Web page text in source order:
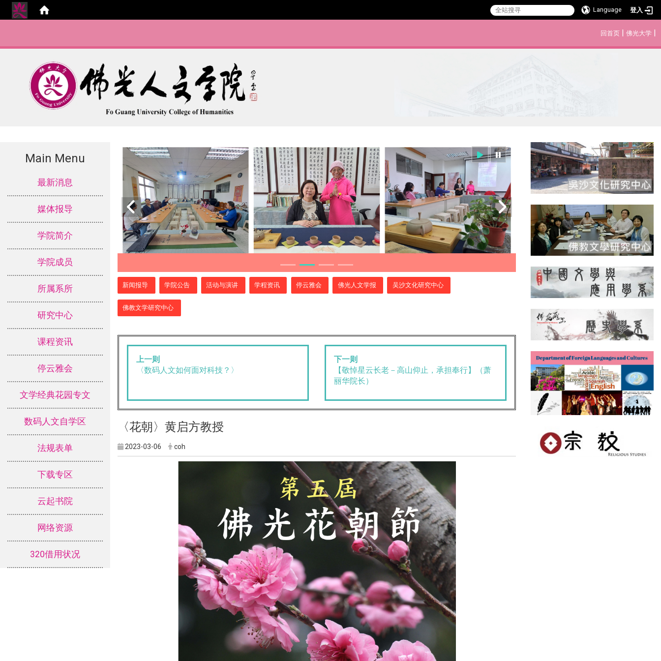
Language 登入
回首页 | 佛光大学 |
Main Menu
最新消息
媒体报导
学院简介
学院成员
所属系所
研究中心
课程资讯
停云雅会
文学经典花园专文
数码人文自学区
法规表单
下载专区
云起书院
网络资源
320借用状况
新闻报导 学院公告 活动与演讲 学程资讯 停云雅会 佛光人文学报 吴沙文化研究中心
佛教文学研究中心
上一则
〈数码人文如何面对科技？〉
下一则
【敬悼星云长老－高山仰止，承担奉行】（萧
丽华院长）
〈花朝〉黄启方教授
2023-03-06 coh